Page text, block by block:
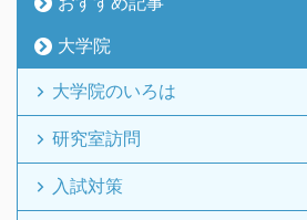
大学院
大学院のいろは
研究室訪問
入試対策